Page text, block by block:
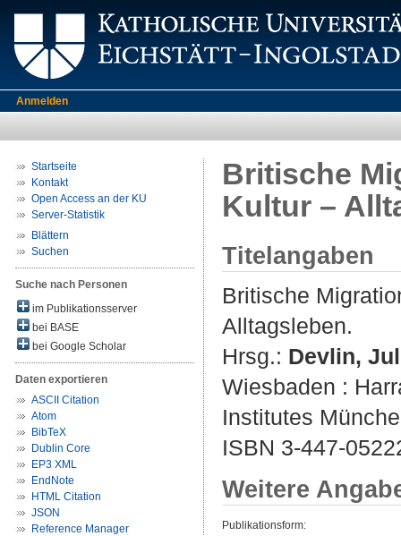
Anmelden
Startseite
Kontakt
Open Access an der KU
Server-Statistik
Blättern
Suchen
Suche nach Personen
im Publikationsserver
bei BASE
bei Google Scholar
Daten exportieren
ASCII Citation
Atom
BibTeX
Dublin Core
EP3 XML
EndNote
HTML Citation
JSON
Reference Manager
Britische
Kultur –
Titelangaben
Britische
Alltagsleben.
Hrsg.: Devlin,
Wiesbaden :
Institutes
ISBN 3-447-
Weitere
Publikationsform: